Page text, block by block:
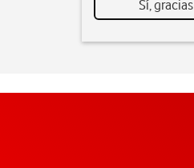
Sí, gracias